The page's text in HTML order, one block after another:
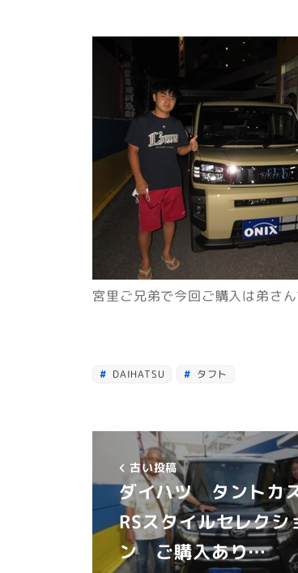
宮里ご兄弟で今回ご購入は弟さん
DAIHATSU タフト
古い投稿
ダイハツ タントカ
RSスタイルセレクシ
ン ご購入あり…